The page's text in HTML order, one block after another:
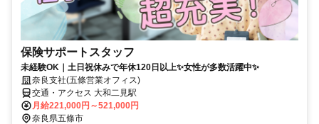
保険サポートスタッフ
未経験OK｜土日祝休みで年休120日以上✨女性が多数活躍中✨
奈良支社(五條営業オフィス)
交通・アクセス 大和二見駅
月給221,000円～521,000円
奈良県五條市